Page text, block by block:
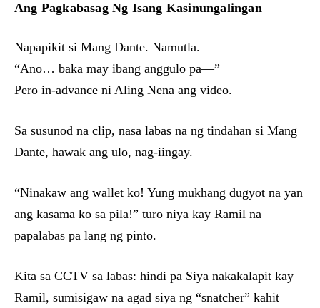
Ang Pagkabasag Ng Isang Kasinungalingan
Napapikit si Mang Dante. Namutla.
“Ano… baka may ibang anggulo pa—”
Pero in-advance ni Aling Nena ang video.
Sa susunod na clip, nasa labas na ng tindahan si Mang
Dante, hawak ang ulo, nag-iingay.
“Ninakaw ang wallet ko! Yung mukhang dugyot na yan
ang kasama ko sa pila!” turo niya kay Ramil na
papalabas pa lang ng pinto.
Kita sa CCTV sa labas: hindi pa Siya nakakalapit kay
Ramil, sumisigaw na agad siya ng “snatcher” kahit